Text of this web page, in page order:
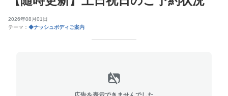
2026年08月01日
テーマ： ◆ナッシュボディご案内